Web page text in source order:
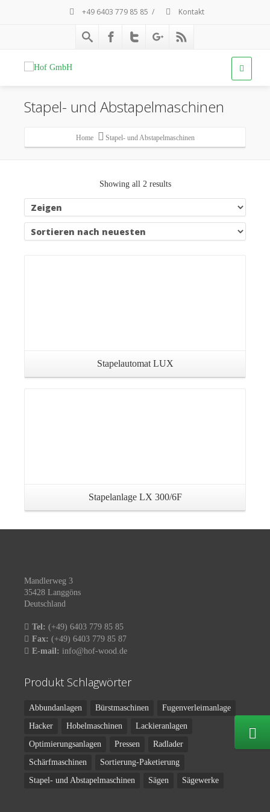
+49 6403 779 85 85 / Kontakt
Stapel- und Abstapelmaschinen
Home Stapel- und Abstapelmaschinen
Showing all 2 results
Stapelautomat LUX
Stapelanlage LX 300/6F
Mandlerweg 3
35428 Langgöns
Deutschland
Tel: (+49) 6403 779 85 85
Fax: (+49) 6403 779 85 87
E-mail: info@hof-wood.de
Produkt Schlagwörter
Abbundanlagen Bürstmaschinen
Fugenverleimanlage
Hacker
Hobelmaschinen
Lackieranlagen
Optimierungsanlagen
Pressen
Radlader
Schärfmaschinen
Sortierung-Paketierung
Stapel- und Abstapelmaschinen
Sägen Sägewerke